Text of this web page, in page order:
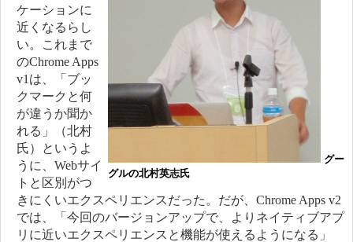
グー
グルの北村英志氏
ケーションに
近くなるらし
い。これまで
のChrome Apps
v1は、「ブッ
クマークと何
が違うか聞か
れる」（北村
氏）というよ
うに、Webサイ
トと区別がつ
きにくいエクスペリエンスだった。だが、Chrome Apps v2
では、「今回のバージョンアップで、よりネイティブアプ
リに近いエクスペリエンスと機能が使えるようになる」